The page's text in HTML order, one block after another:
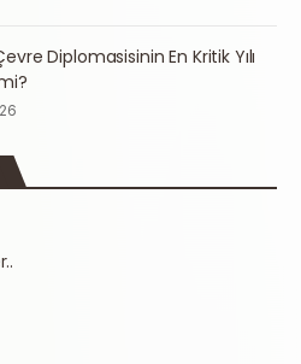
Diplomasisinin En Kritik Yılı